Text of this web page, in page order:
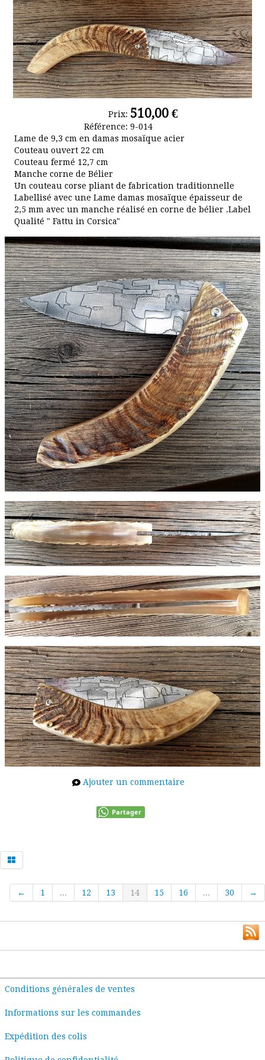
les-dessins
Album photo
Prix: 510,00 €
Référence: 9-014
Lame de 9,3 cm en damas mosaïque acier
Couteau ouvert 22 cm
Couteau fermé 12,7 cm
Manche corne de Bélier
Un couteau corse pliant de fabrication traditionnelle
Labellisé avec une Lame damas mosaïque épaisseur de
2,5 mm avec un manche réalisé en corne de bélier .Label
Qualité " Fattu in Corsica"
Ajouter un commentaire
Partager
← 1 ... 12 13 14 15 16 ... 30 →
Conditions générales de ventes
Informations sur les commandes
Expédition des colis